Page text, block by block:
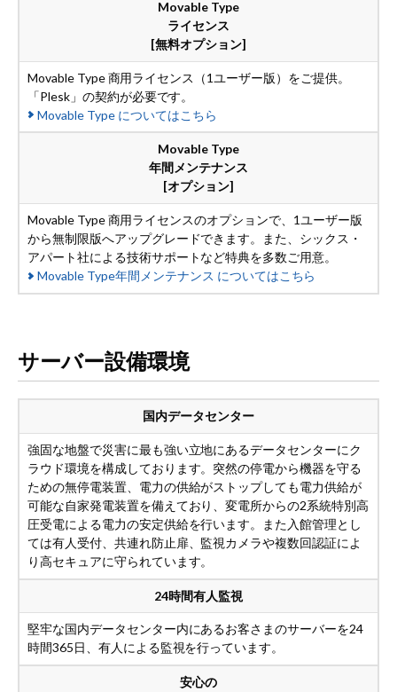
Movable Type
ライセンス
[無料オプション]
Movable Type 商用ライセンス（1ユーザー版）をご提供。
「Plesk」の契約が必要です。
Movable Typeについてはこちら
Movable Type
年間メンテナンス
[オプション]
Movable Type 商用ライセンスのオプションで、1ユーザー版
から無制限版へアップグレードできます。また、シックス・
アパート社による技術サポートなど特典を多数ご用意。
Movable Type年間メンテナンス についてはこちら
サーバー設備環境
国内データセンター
強固な地盤で災害に最も強い立地にあるデータセンターにク
ラウド環境を構成しております。突然の停電から機器を守る
ための無停電装置、電力の供給がストップしても電力供給が
可能な自家発電装置を備えており、変電所からの2系統特別高
圧受電による電力の安定供給を行います。また入館管理とし
ては有人受付、共連れ防止扉、監視カメラや複数回認証によ
り高セキュアに守られています。
24時間有人監視
堅牢な国内データセンター内にあるお客さまのサーバーを24
時間365日、有人による監視を行っています。
安心の